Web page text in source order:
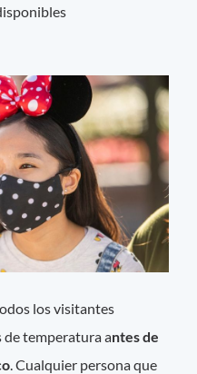
los visitantes
de temperatura antes de
. Cualquier persona que